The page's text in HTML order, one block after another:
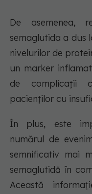
De asemenea,
semaglutida a dus
nivelurilor de
un marker
de complicații
pacienților cu
În plus, este
numărul de
semnificativ mai
semaglutidă în
Această